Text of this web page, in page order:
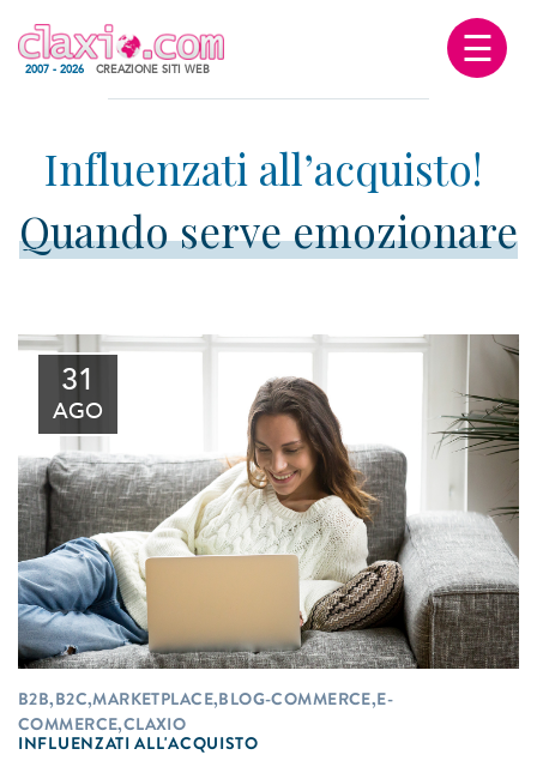
2007 - 2026 CREAZIONE SITI WEB ☰
Quando serve emozionare
31
AGO
B2B,B2C,MARKETPLACE,BLOG-COMMERCE,E-
COMMERCE,CLAXIO
INFLUENZATI ALL'ACQUISTO